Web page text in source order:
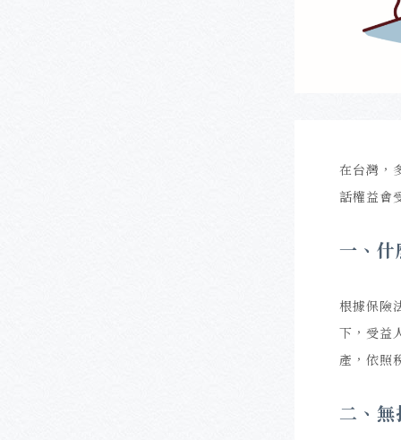
在台灣，
話權益會
一、
根據保險
下，受益
產，依照
二、